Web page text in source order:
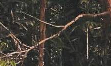
um pouco por todas as
então, que a batalha pela fé
São Pio Xrequer o uso de
obtém e vice-versa se não o
antigo rito da Missa nunca